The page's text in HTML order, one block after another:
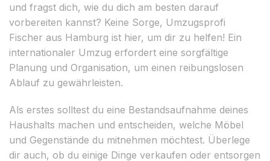
und fragst dich, wie du dich am besten darauf
vorbereiten kannst? Keine Sorge, Umzugsprofi
Fischer aus Hamburg ist hier, um dir zu helfen! Ein
internationaler Umzug erfordert eine sorgfältige
Planung und Organisation, um einen reibungslosen
Ablauf zu gewährleisten.
Als erstes solltest du eine Bestandsaufnahme deines
Haushalts machen und entscheiden, welche Möbel
und Gegenstände du mitnehmen möchtest. Überlege
dir auch, ob du einige Dinge verkaufen oder entsorgen